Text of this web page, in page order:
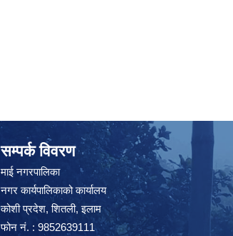
सम्पर्क विवरण
माई नगरपालिका
नगर कार्यपालिकाको कार्यालय
कोशी प्रदेश, शितली, इलाम
फोन नं. : 9852639111